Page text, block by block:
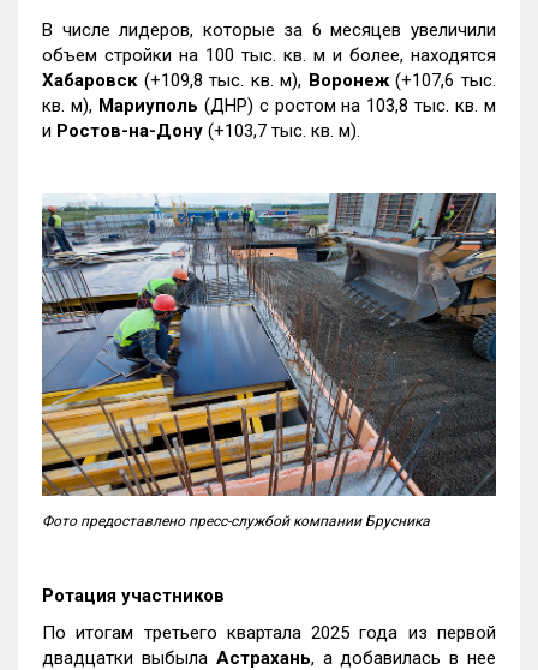
В числе лидеров, которые за 6 месяцев увеличили
объем стройки на 100 тыс. кв. м и более, находятся
Хабаровск (+109,8 тыс. кв. м), Воронеж(+107,6 тыс.
кв. м), Мариуполь (ДНР) с ростом на 103,8 тыс. кв. м
и Ростов-на-Дону (+103,7 тыс. кв. м).
Фото предоставлено пресс-службой компании Брусника
Ротация участников
По итогам третьего квартала 2025 года из первой
двадцатки выбыла Астрахань, а добавилась в нее